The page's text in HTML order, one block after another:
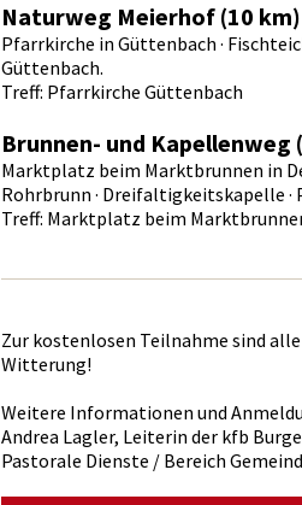
Naturweg Meierhof (10 km)
Pfarrkirche in Güttenbach ·
Güttenbach.
Treff: Pfarrkirche Güttenbach
Brunnen- und Kapellenweg
Marktplatz beim Marktbrunnen in
Rohrbrunn · Dreifaltigkeitskapelle
Treff: Marktplatz beim
Zur kostenlosen Teilnahme sind
Witterung!
Weitere Informationen und
Andrea Lagler, Leiterin der kfb
Pastorale Dienste / Bereich